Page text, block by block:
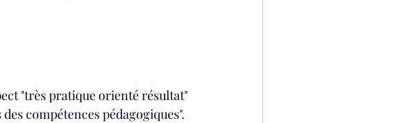
"très pratique orienté résultat"
compétences pédagogiques".